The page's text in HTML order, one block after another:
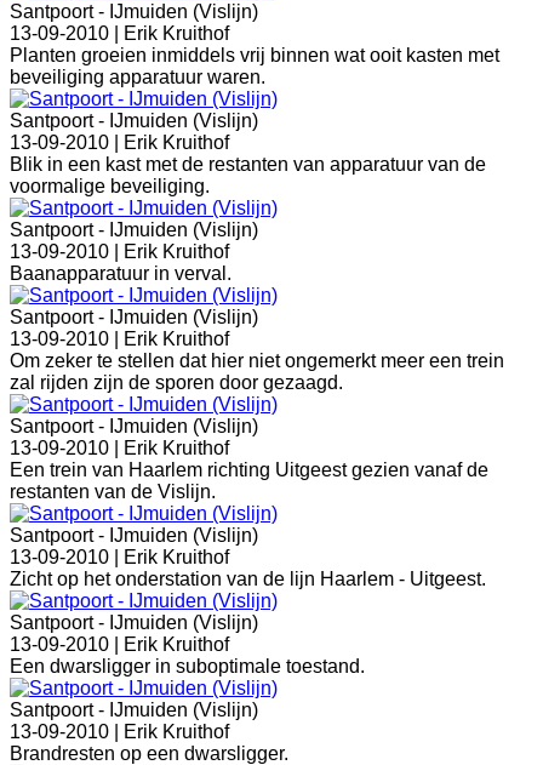
Santpoort - IJmuiden (Vislijn)
13-09-2010 |
Erik Kruithof
Planten groeien inmiddels vrij binnen wat ooit kasten met
beveiliging apparatuur waren.
Santpoort - IJmuiden (Vislijn)
13-09-2010 |
Erik Kruithof
Blik in een kast met de restanten van apparatuur van de
voormalige beveiliging.
Santpoort - IJmuiden (Vislijn)
13-09-2010 |
Erik Kruithof
Baanapparatuur in verval.
Santpoort - IJmuiden (Vislijn)
13-09-2010 |
Erik Kruithof
Om zeker te stellen dat hier niet ongemerkt meer een trein
zal rijden zijn de sporen door gezaagd.
Santpoort - IJmuiden (Vislijn)
13-09-2010 |
Erik Kruithof
Een trein van Haarlem richting Uitgeest gezien vanaf de
restanten van de Vislijn.
Santpoort - IJmuiden (Vislijn)
13-09-2010 |
Erik Kruithof
Zicht op het onderstation van de lijn Haarlem - Uitgeest.
Santpoort - IJmuiden (Vislijn)
13-09-2010 |
Erik Kruithof
Een dwarsligger in suboptimale toestand.
Santpoort - IJmuiden (Vislijn)
13-09-2010 |
Erik Kruithof
Brandresten op een dwarsligger.